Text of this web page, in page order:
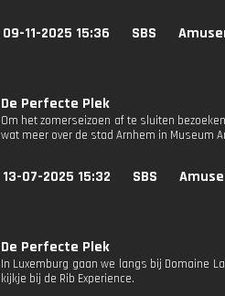
09-11-2025 15:36 SBS
De Perfecte Plek
Om het zomerseizoen af te sluiten
wat meer over de stad Arnhem in Museum
13-07-2025 15:32 SBS
De Perfecte Plek
In Luxemburg gaan we langs bij Domaine
kijkje bij de Rib Experience.